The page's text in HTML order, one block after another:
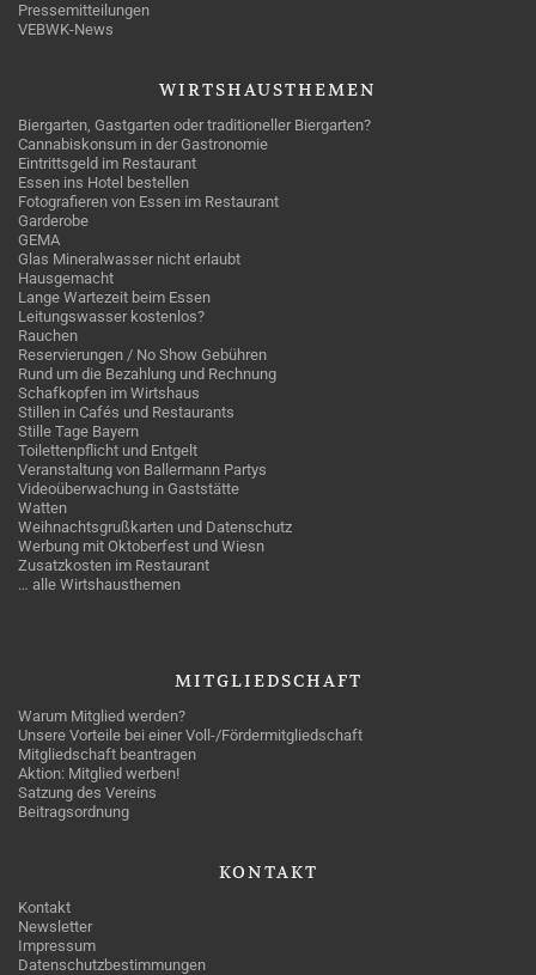
Pressemitteilungen
VEBWK-News
WIRTSHAUSTHEMEN
Biergarten, Gastgarten oder traditioneller Biergarten?
Cannabiskonsum in der Gastronomie
Eintrittsgeld im Restaurant
Essen ins Hotel bestellen
Fotografieren von Essen im Restaurant
Garderobe
GEMA
Glas Mineralwasser nicht erlaubt
Hausgemacht
Lange Wartezeit beim Essen
Leitungswasser kostenlos?
Rauchen
Reservierungen / No Show Gebühren
Rund um die Bezahlung und Rechnung
Schafkopfen im Wirtshaus
Stillen in Cafés und Restaurants
Stille Tage Bayern
Toilettenpflicht und Entgelt
Veranstaltung von Ballermann Partys
Videoüberwachung in Gaststätte
Watten
Weihnachtsgrußkarten und Datenschutz
Werbung mit Oktoberfest und Wiesn
Zusatzkosten im Restaurant
… alle Wirtshausthemen
MITGLIEDSCHAFT
Warum Mitglied werden?
Unsere Vorteile bei einer Voll-/Fördermitgliedschaft
Mitgliedschaft beantragen
Aktion: Mitglied werben!
Satzung des Vereins
Beitragsordnung
KONTAKT
Kontakt
Newsletter
Impressum
Datenschutzbestimmungen